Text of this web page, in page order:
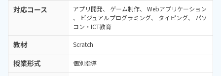
対応コース アプリ開発 ゲーム制作
Webアプリケーション
ビジュアルプログラミング
タイピング
パソ
コン・ICT教育
教材 Scratch
授業形式 個別指導